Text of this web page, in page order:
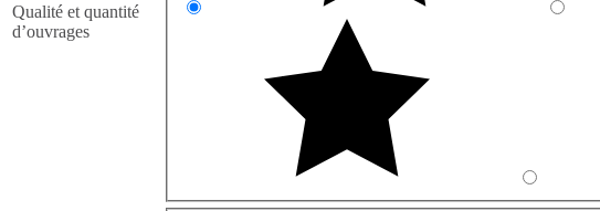
Qualité et quantité
d’ouvrages